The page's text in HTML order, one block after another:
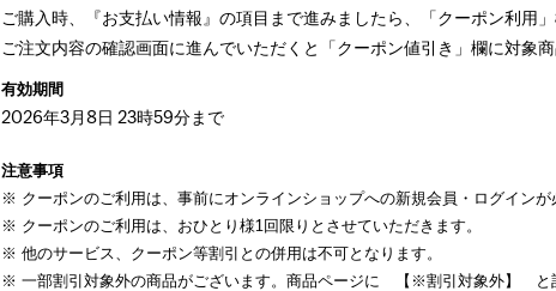
ご購入時、『お支払い情報』の項目まで進みましたら、「クーポン利用
ご注文内容の確認画面に進んでいただくと「クーポン値引き」欄に対象
有効期間
2026年3月8日 23時59分まで
注意事項
クーポンのご利用は、事前にオンラインショップへの新規会員・ログインが
クーポンのご利用は、おひとり様1回限りとさせていただきます。
他のサービス、クーポン等割引との併用は不可となります。
一部割引対象外の商品がございます。商品ページに 【※割引対象外】 と